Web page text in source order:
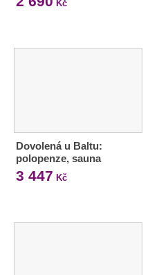
Kč
Dovolená u Baltu:
polopenze, sauna
3 447 Kč